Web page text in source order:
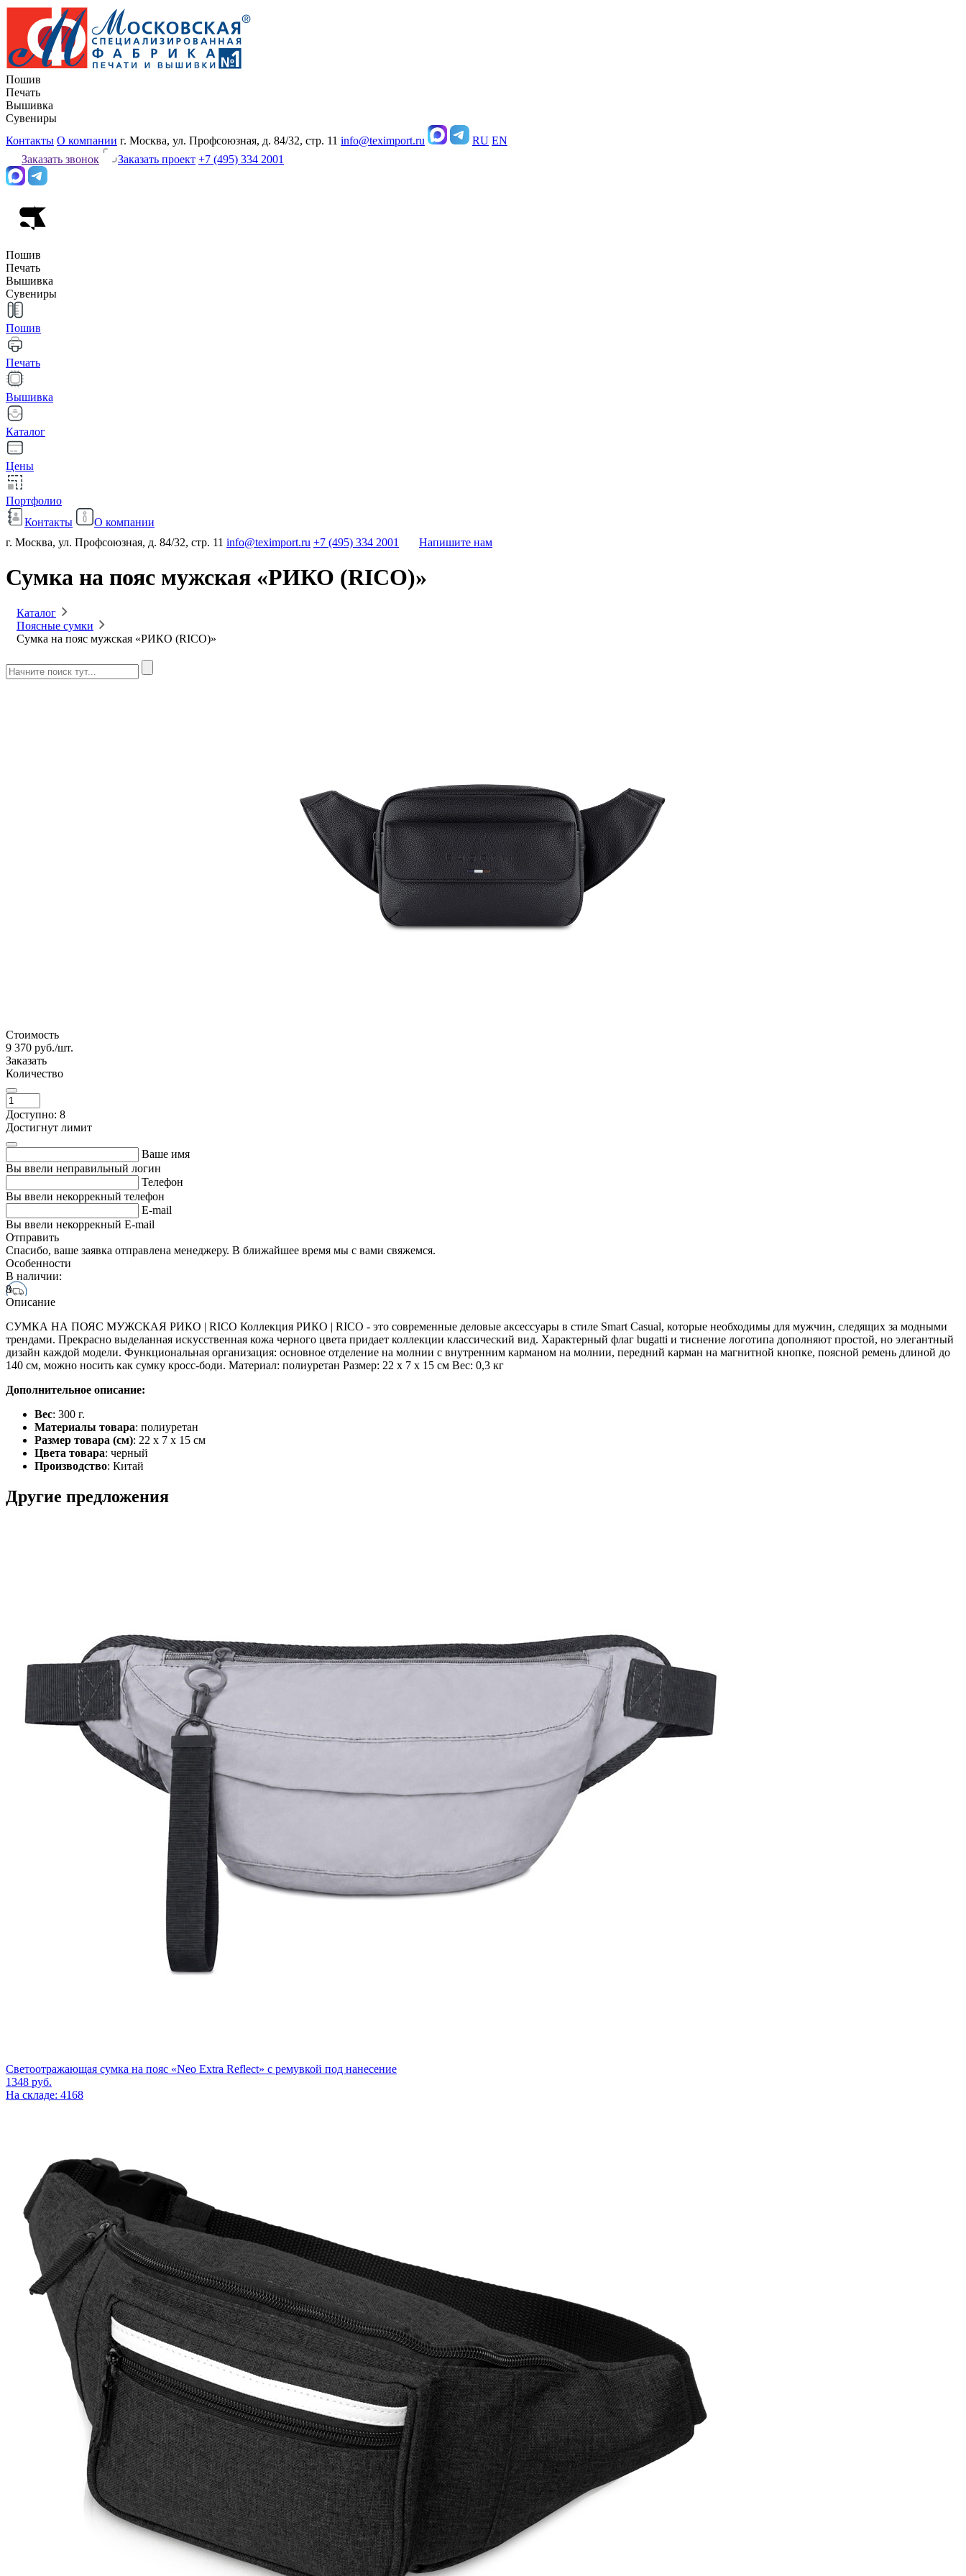
Пошив
Печать
Вышивка
Сувениры
Контакты О компании г. Москва, ул. Профсоюзная, д. 84/32, стр. 11 info@teximport.ru RU EN
Заказать звонок
Заказать проект +7 (495) 334 2001
Пошив
Печать
Вышивка
Сувениры
Пошив
Печать
Вышивка
Каталог
Цены
Портфолио
Контакты
О компании
г. Москва, ул. Профсоюзная, д. 84/32, стр. 11 info@teximport.ru +7 (495) 334 2001 Напишите нам
Сумка на пояс мужская «РИКО (RICO)»
Каталог
Поясные сумки
Сумка на пояс мужская «РИКО (RICO)»
Стоимость
9 370 руб./шт.
Заказать
Количество
Доступно: 8
Достигнут лимит
Ваше имя
Вы ввели неправильный логин
Телефон
Вы ввели некоррекный телефон
E-mail
Вы ввели некоррекный E-mail
Отправить
Спасибо, ваше заявка отправлена менеджеру. В ближайшее время мы с вами свяжемся.
Особенности
В наличии:
8
Описание
СУМКА НА ПОЯС МУЖСКАЯ РИКО | RICO Коллекция РИКО | RICO - это современные деловые аксессуары в стиле Smart Casual, которые необходимы для мужчин, следящих за модными
трендами. Прекрасно выделанная искусственная кожа черного цвета придает коллекции классический вид. Характерный флаг bugatti и тиснение логотипа дополняют простой, но элегантный
дизайн каждой модели. Функциональная организация: основное отделение на молнии с внутренним карманом на молнии, передний карман на магнитной кнопке, поясной ремень длиной до
140 см, можно носить как сумку кросс-боди. Материал: полиуретан Размер: 22 x 7 x 15 см Вес: 0,3 кг
Дополнительное описание:
Вес: 300 г.
Материалы товара: полиуретан
Размер товара (см): 22 х 7 х 15 см
Цвета товара: черный
Производство: Китай
Другие предложения
Светоотражающая сумка на пояс «Neo Extra Reflect» с ремувкой под нанесение
1348 руб.
На складе: 4168